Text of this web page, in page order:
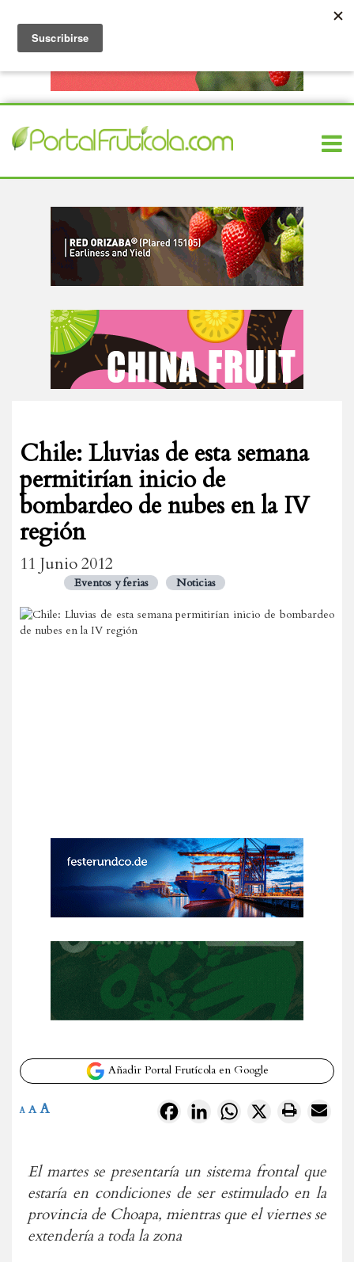
Chile: Lluvias de esta semana
permitirían inicio de
bombardeo de nubes en la IV
región
11 Junio 2012
Eventos y ferias Noticias
Añadir Portal Frutícola en Google
FacebookLinkedInWhatsApp
X
A A A
El martes se presentaría un sistema frontal que
estaría en condiciones de ser estimulado en la
provincia de Choapa, mientras que el viernes se
extendería a toda la zona